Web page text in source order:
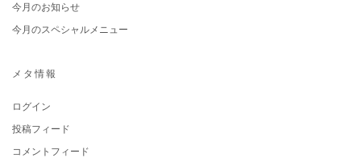
今月のお知らせ
今月のスペシャルメニュー
メタ情報
ログイン
投稿フィード
コメントフィード